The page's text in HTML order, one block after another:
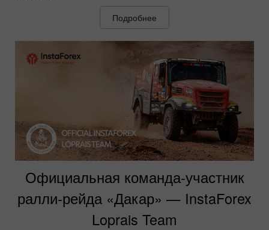
Подробнее
Официальная команда-участник
ралли-рейда «Дакар» — InstaForex
Loprais Team